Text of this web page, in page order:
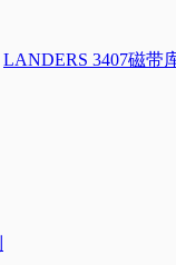
LANDERS 3407磁带